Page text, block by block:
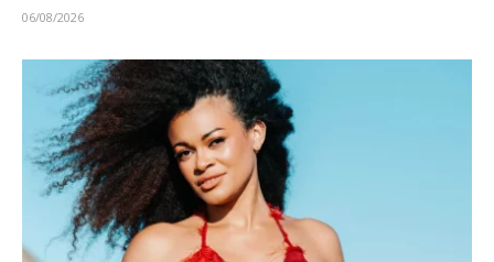
06/08/2026